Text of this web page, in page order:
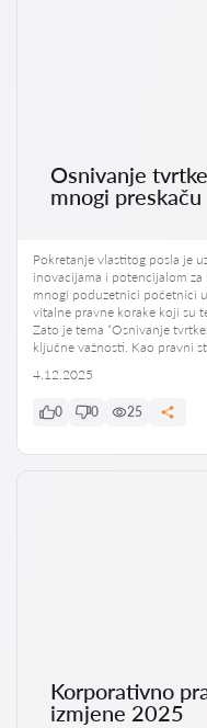
Osnivanje
mnogi preskaču
Pokretanje vlastitog posla je
inovacijama i potencijalom za
mnogi poduzetnici početnici
vitalne pravne korake koji su
Zato je tema “Osnivanje
ključne važnosti. Kao pravni
4.12.2025
0 0 25
Korporativno
izmjene 2025